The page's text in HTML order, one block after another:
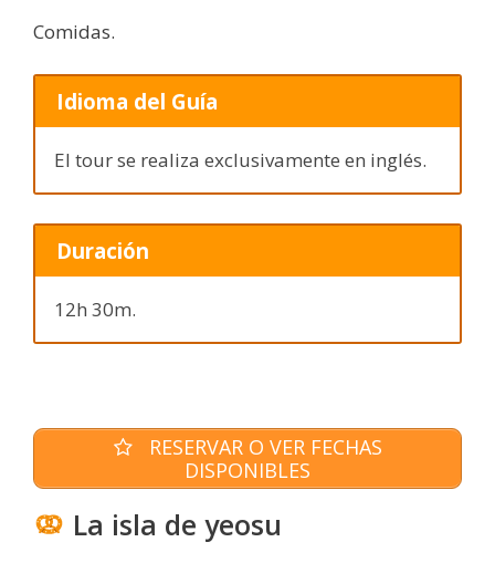
Comidas.
Idioma del Guía
El tour se realiza exclusivamente en inglés.
Duración
12h 30m.
RESERVAR O VER FECHAS
DISPONIBLES
La isla de yeosu